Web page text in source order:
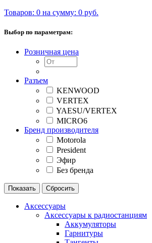
Товаров: 0 на сумму: 0 руб.
Выбор по параметрам:
Розничная цена
Разъем
KENWOOD
VERTEX
YAESU/VERTEX
MICRO6
Бренд производителя
Motorola
President
Эфир
Без бренда
Аксессуары
Аксессуары к радиостанциям
Аккумуляторы
Гарнитуры